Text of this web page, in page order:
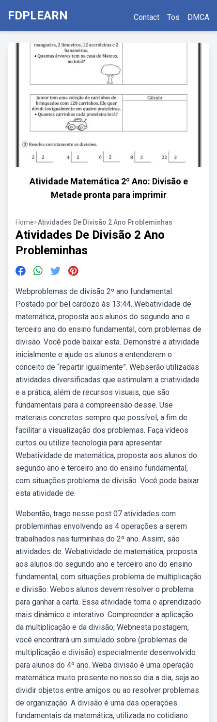
FDPLEARN Contact Tos DMCA
Atividade Matemática 2º Ano: Divisão e
Metade pronta para imprimir
Home>Atividades De Divisão 2 Ano Probleminhas
Atividades De Divisão 2 Ano
Probleminhas
Webproblemas de divisão 2º ano fundamental.
Postado por bel cardozo às 13:44. Webatividade de
matemática, proposta aos alunos do segundo ano e
terceiro ano do ensino fundamental, com problemas de
divisão. Você pode baixar esta. Demonstre a atividade
inicialmente e ajude os alunos a entenderem o
conceito de “repartir igualmente”. Webserão utilizadas
atividades diversificadas que estimulam a criatividade
e a prática, além de recursos visuais, que são
fundamentais para a compreensão desse. Use
materiais concretos sempre que possível, a fim de
facilitar a visualização dos problemas. Faça vídeos
curtos ou utilize tecnologia para apresentar.
Webatividade de matemática, proposta aos alunos do
segundo ano e terceiro ano do ensino fundamental,
com situações problema de divisão. Você pode baixar
esta atividade de.
Webentão, trago nesse post 07 atividades com
probleminhas envolvendo as 4 operações a serem
trabalhados nas turminhas do 2º ano. Assim, são
atividades de. Webatividade de matemática, proposta
aos alunos do segundo ano e terceiro ano do ensino
fundamental, com situações problema de multiplicação
e divisão. Webos alunos devem resolver o problema
para ganhar a carta. Essa atividade torna o aprendizado
mais dinâmico e interativo. Compreender a aplicação
da multiplicação e da divisão; Webnesta postagem,
você encontrará um simulado sobre (problemas de
multiplicação e divisão) especialmente desenvolvido
para alunos do 4º ano. Weba divisão é uma operação
matemática muito presente no nosso dia a dia, seja ao
dividir objetos entre amigos ou ao resolver problemas
de organização. A divisão é uma das operações
fundamentais da matemática, utilizada no cotidiano